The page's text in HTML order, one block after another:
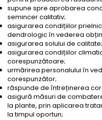
supune spre aprobarea
semincer calitativ;
asigurarea condițiilor
dendrologic în vederea
asigurarea solului de calitate;
asigurarea condițiilor
corespunzătoare;
urmărirea personalului în
corespunzător;
răspunde de întreținerea
asigură măsuri de
la plante, prin aplicarea
la timpul oportun;